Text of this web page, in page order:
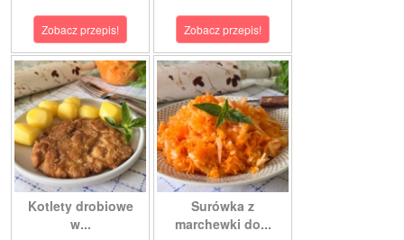
Zobacz przepis! Zobacz przepis!
Kotlety drobiowe
w...
Surówka z
marchewki do...